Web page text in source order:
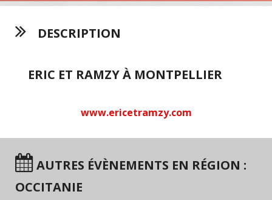
DESCRIPTION
ERIC ET RAMZY À MONTPELLIER
www.ericetramzy.com
AUTRES ÉVÈNEMENTS EN RÉGION :
OCCITANIE